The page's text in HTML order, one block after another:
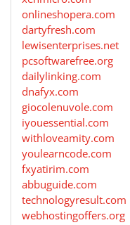
onlineshopera.com
dartyfresh.com
lewisenterprises.net
pcsoftwarefree.org
dailylinking.com
dnafyx.com
giocolenuvole.com
iyouessential.com
withloveamity.com
youlearncode.com
fxyatirim.com
abbuguide.com
technologyresult.com
webhostingoffers.org